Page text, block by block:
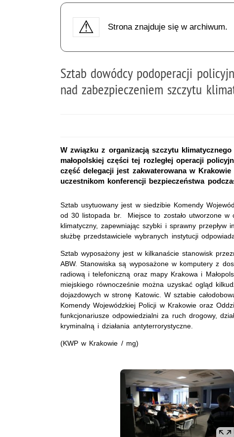
Strona znajduje się w archiwum.
Sztab dowódcy podoperacji
nad zabezpieczeniem szczytu
W związku z organizacją szczytu
małopolskiej części tej rozległej operacji
część delegacji jest zakwaterowana w
uczestnikom konferencji bezpieczeństwa
Sztab usytuowany jest w siedzibie Komendy
od 30 listopada br. Miejsce to zostało utworzone w
klimatyczny, zapewniając szybki i sprawny przepływ
służbę przedstawiciele wybranych instytucji
Sztab wyposażony jest w kilkanaście stanowisk
ABW. Stanowiska są wyposażone w komputery z
radiową i telefoniczną oraz mapy Krakowa i
miejskiego równocześnie można uzyskać ogląd
dojazdowych w stronę Katowic. W sztabie
Komendy Wojewódzkiej Policji w Krakowie oraz
funkcjonariusze odpowiedzialni za ruch drogowy,
kryminalną i działania antyterrorystyczne.
(KWP w Krakowie / mg)